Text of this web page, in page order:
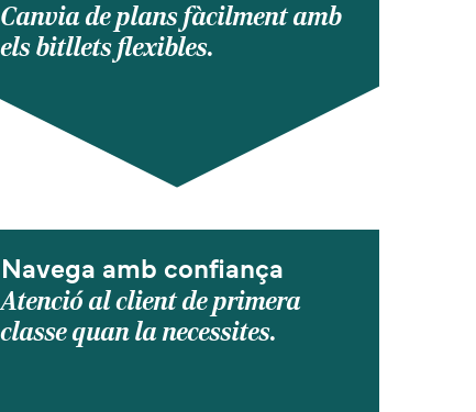
Canvia de plans fàcilment amb
els bitllets flexibles.
Navega amb confiança
Atenció al client de primera
classe quan la necessites.